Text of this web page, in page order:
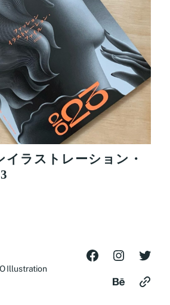
イラストレーション・
Illustration